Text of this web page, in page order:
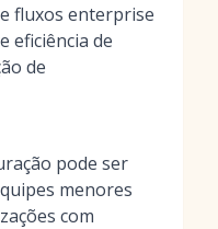
fluxos enterprise
eficiência de
de
pode ser
menores
com